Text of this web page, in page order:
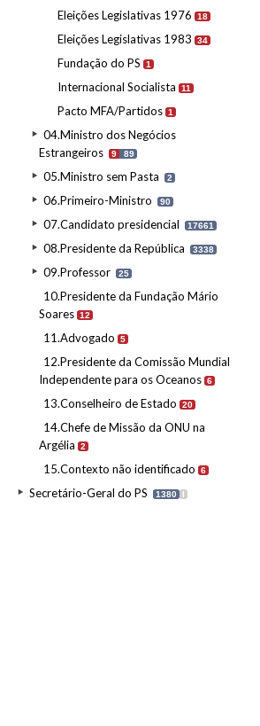
Eleições Legislativas 1976 18
Eleições Legislativas 1983 34
Fundação do PS 1
Internacional Socialista 11
Pacto MFA/Partidos 1
04.Ministro dos Negócios
Estrangeiros
9 89
05.Ministro sem Pasta 2
06.Primeiro-Ministro 90
07.Candidato presidencial 17661
08.Presidente da República 3338
09.Professor 25
10.Presidente da Fundação Mário
Soares 12
11.Advogado 5
12.Presidente da Comissão Mundial
Independente para os Oceanos 6
13.Conselheiro de Estado 20
14.Chefe de Missão da ONU na
Argélia
2
15.Contexto não identificado 6
Secretário-Geral do PS 1380 I